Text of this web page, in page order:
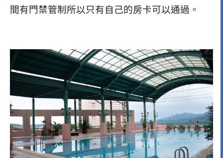
間有門禁管制所以只有自己的房卡可以通過。